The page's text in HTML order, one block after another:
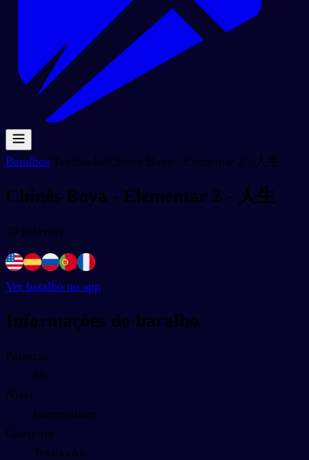
Baralhos/Textbooks/Chinês Boya - Elementar 2 - 人生
Chinês Boya - Elementar 2 - 人生
35 palavras
Ver baralho no app
Informações do baralho
Palavras
35
Nível
Intermediate
Categoria
Textbooks